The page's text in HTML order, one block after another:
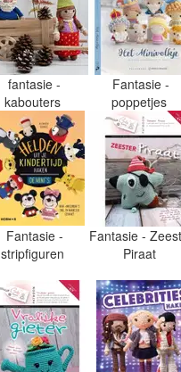
fantasie -
kabouters
Fantasie -
poppetjes
Fantasie -
stripfiguren
Fantasie -
Piraat